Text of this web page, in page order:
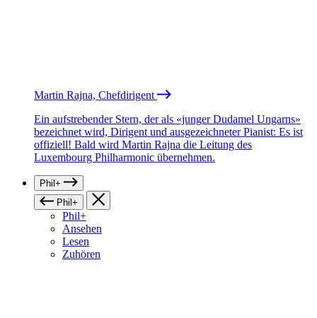
Martin Rajna, Chefdirigent
Ein aufstrebender Stern, der als «junger Dudamel Ungarns»
bezeichnet wird, Dirigent und ausgezeichneter Pianist: Es ist
offiziell! Bald wird Martin Rajna die Leitung des
Luxembourg Philharmonic übernehmen.
Phil+
Phil+
Phil+
Ansehen
Lesen
Zuhören